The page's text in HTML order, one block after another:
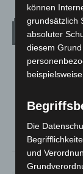
können
grundsätzlich
absoluter
diesem
Die
und